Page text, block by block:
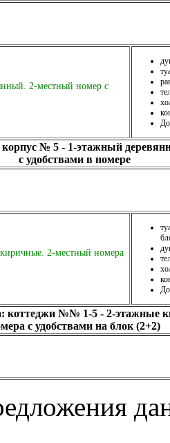
2-местный номер с
корпус № 5 - 1-этажный
с удобствами в номере
2-местный номера
коттеджи №№ 1-5 - 2-этажные
с удобствами на блок (2+2)